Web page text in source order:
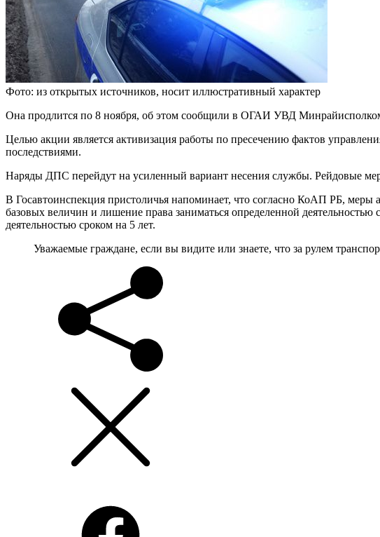
Фото: из открытых источников, носит иллюстративный характер
Она продлится по 8 ноября, об этом сообщили в ОГАИ УВД
Целью акции является активизация работы по пресечению фактов
последствиями.
Наряды ДПС перейдут на усиленный вариант несения службы. Рейдовые
В Госавтоинспекция пристоличья напоминает, что согласно КоАП РБ, меры
базовых величин и лишение права заниматься определенной
деятельностью сроком на 5 лет.
Уважаемые граждане, если вы видите или знаете, что за рулем